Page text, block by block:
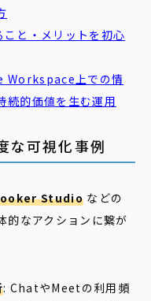
こと・メリットを初心
Workspace上での情
続的価値を生む運用
可視化事例
Studioなどの
的なアクションに繋が
: ChatやMeetの利用頻